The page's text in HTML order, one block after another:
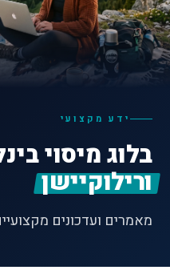
ידע מקצועי
בלוג מיסוי
ורילוקיישן
מאמרים ועדכונים